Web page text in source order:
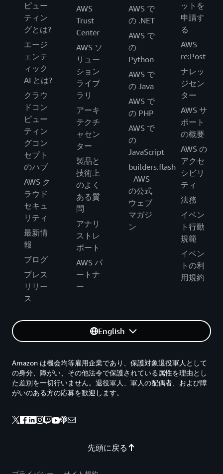
ピュー
ティン
グとは?
エージ
ェンテ
ィック
AI とは?
クラウ
ドコン
ピュー
ティン
グコン
セプト
のハブ
AWS ク
ラウド
セキュ
リティ
最新情
報
ブログ
プレス
リリー
ス
AWS
Trust
Center
AWS ソ
リュー
ション
ライブ
ラリ
アーキ
テクチ
ャセン
ター
製品と
技術上
のよく
ある質
問
アナリ
ストレ
ポート
AWS パ
ートナ
ー
AWS で
の .NET
AWS で
の
Python
AWS で
の Java
AWS で
の PHP
AWS で
の
JavaScript
builders.flash
- AWS
の公式
ウェブ
マガジ
ン
ットを
申請す
る
AWS
re:Post
ナレッ
ジセン
ター
AWS サ
ポート
の概要
AWS の
アクセ
シビリ
ティ
法務
イベン
ト行動
規範
イベン
トの利
用規約
English
先頭に戻る
Amazon は機会均等雇用企業であり、保護対象退役軍人として
の身分、障がい、その他法令で保護されている属性を理由とし
た差別を一切行いません。退役軍人、軍人の配偶者、および障
がいのある方の応募を歓迎します。